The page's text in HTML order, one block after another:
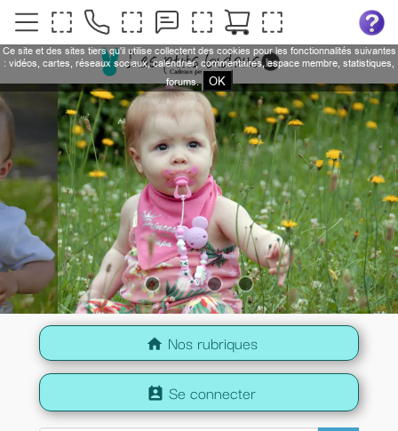
home Nos rubriques
perm_contact_calendar Se connecter
Ce site et des sites tiers qu'il utilise collectent des cookies pour les fonctionnalités suivantes
: vidéos, cartes, réseaux sociaux, calendrier, commentaires, espace membre, statistiques,
forums.
OK